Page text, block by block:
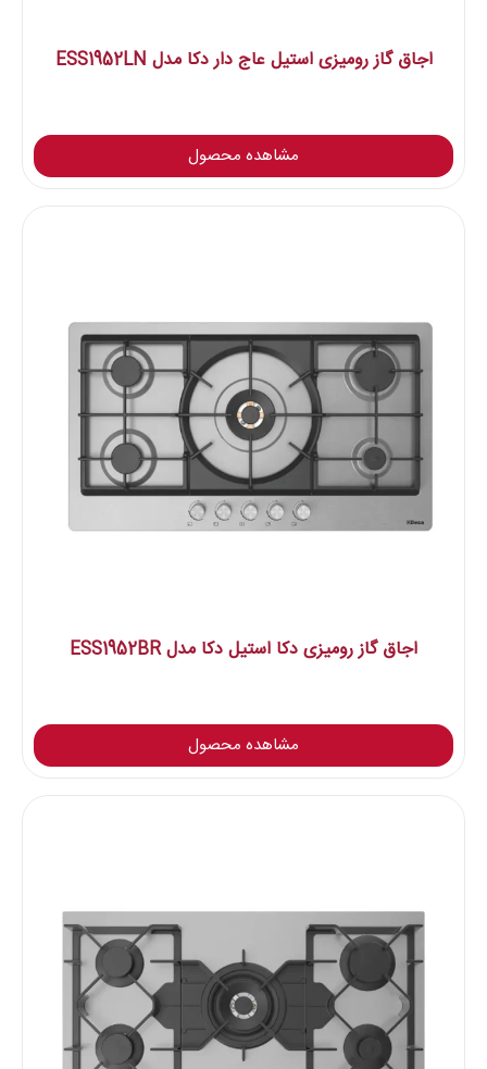
اجاق گاز رومیزی استیل عاج دار دکا مدل ESS1952LN
مشاهده محصول
اجاق گاز رومیزی دکا استیل دکا مدل ESS1952BR
مشاهده محصول